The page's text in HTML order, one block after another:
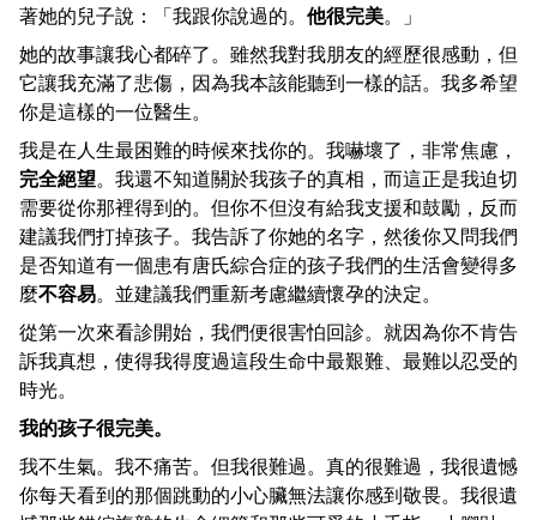
著她的兒子說：「我跟你說過的。 他很完美。」
她的故事讓我心都碎了。雖然我對我朋友的經歷很感動，但
它讓我充滿了悲傷，因為我本該能聽到一樣的話。我多希望
你是這樣的一位醫生。
我是在人生最困難的時候來找你的。我嚇壞了，非常焦慮，
完全絕望。我還不知道關於我孩子的真相，而這正是我迫切
需要從你那裡得到的。但你不但沒有給我支援和鼓勵，反而
建議我們打掉孩子。我告訴了你她的名字，然後你又問我們
是否知道有一個患有唐氏綜合症的孩子我們的生活會變得多
麼不容易。並建議我們重新考慮繼續懷孕的決定。
從第一次來看診開始，我們便很害怕回診。就因為你不肯告
訴我真想，使得我得度過這段生命中最艱難、最難以忍受的
時光。
我的孩子很完美。
我不生氣。我不痛苦。但我很難過。真的很難過，我很遺憾
你每天看到的那個跳動的小心臟無法讓你感到敬畏。我很遺